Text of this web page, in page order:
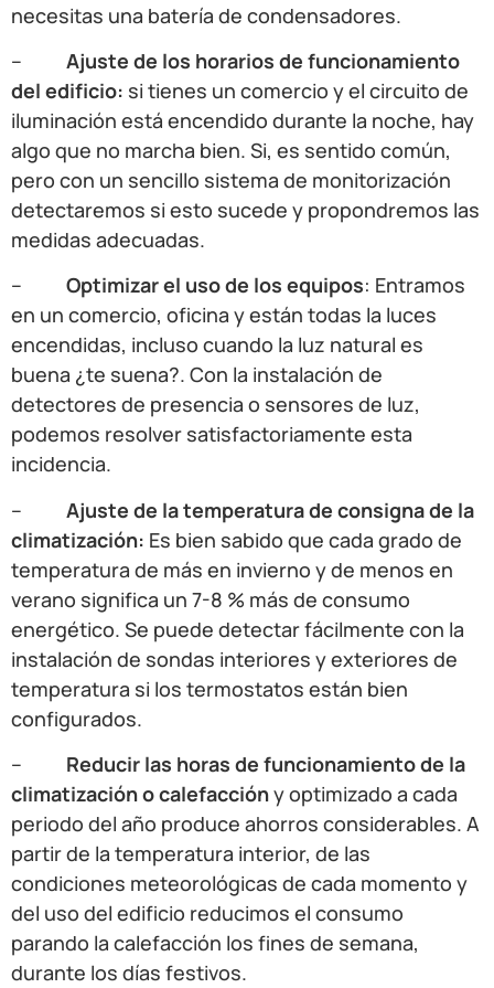
necesitas una batería de condensadores.
– Ajuste de los horarios de funcionamiento
del edificio: si tienes un comercio y el circuito de
iluminación está encendido durante la noche, hay
algo que no marcha bien. Si, es sentido común,
pero con un sencillo sistema de monitorización
detectaremos si esto sucede y propondremos las
medidas adecuadas.
–
Optimizar el uso de los equipos: Entramos
en un comercio, oficina y están todas la luces
encendidas, incluso cuando la luz natural es
buena ¿te suena?. Con la instalación de
detectores de presencia o sensores de luz,
podemos resolver satisfactoriamente esta
incidencia.
–
Ajuste de la temperatura de consigna de la
climatización: Es bien sabido que cada grado de
temperatura de más en invierno y de menos en
verano significa un 7-8 % más de consumo
energético. Se puede detectar fácilmente con la
instalación de sondas interiores y exteriores de
temperatura si los termostatos están bien
configurados.
– Reducir las horas de funcionamiento de la
climatización o calefaccióny optimizado a cada
periodo del año produce ahorros considerables. A
partir de la temperatura interior, de las
condiciones meteorológicas de cada momento y
del uso del edificio reducimos el consumo
parando la calefacción los fines de semana,
durante los días festivos.